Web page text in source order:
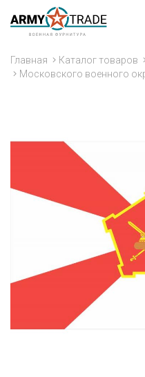
Главная Каталог товаров
Московского военного